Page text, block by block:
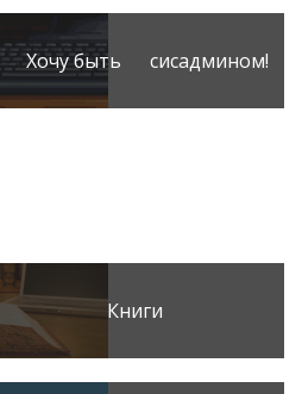
Хочу быть сисадмином!
Книги